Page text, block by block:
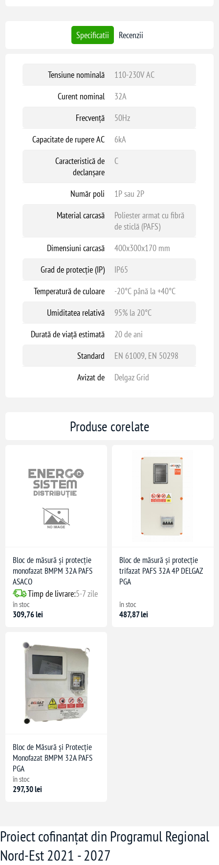
contor monofazat pentru măsurarea energiei consumate.
Acest produs este avizat de Delgaz Grid și respectă specificațiile tehnice
Specificatii Recenzii
Tensiune nominală
110-230V AC
Curent nominal
32A
Frecvență
50Hz
Capacitate de rupere AC
6kA
Caracteristică de
declanșare
C
Număr poli
1P sau 2P
Material carcasă
Poliester armat cu fibră
de sticlă (PAFS)
Dimensiuni carcasă
400x300x170 mm
Grad de protecție (IP)
IP65
Temperatură de culoare
-20°C până la +40°C
Umiditatea relativă
95% la 20°C
Durată de viață estimată
20 de ani
Standard
EN 61009, EN 50298
Avizat de
Delgaz Grid
Produse corelate
Bloc de măsură și protecție
monofazat BMPM 32A PAFS
ASACO
Timp de livrare:5-7 zile
în stoc
309,76 lei
Bloc de măsură și protecție
trifazat PAFS 32A 4P DELGAZ
PGA
în stoc
487,87 lei
Bloc de Măsură și Protecție
Monofazat BMPM 32A PAFS
PGA
în stoc
297,30 lei
Proiect cofinanțat din Programul Regional
Nord-Est 2021 - 2027